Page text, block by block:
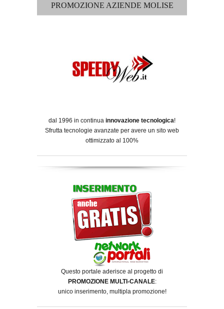
PROMOZIONE AZIENDE MOLISE
dal 1996 in continua innovazione tecnologica!
Sfrutta tecnologie avanzate per avere un sito web
ottimizzato al 100%
Questo portale aderisce al progetto di
PROMOZIONE MULTI-CANALE:
unico inserimento, multipla promozione!